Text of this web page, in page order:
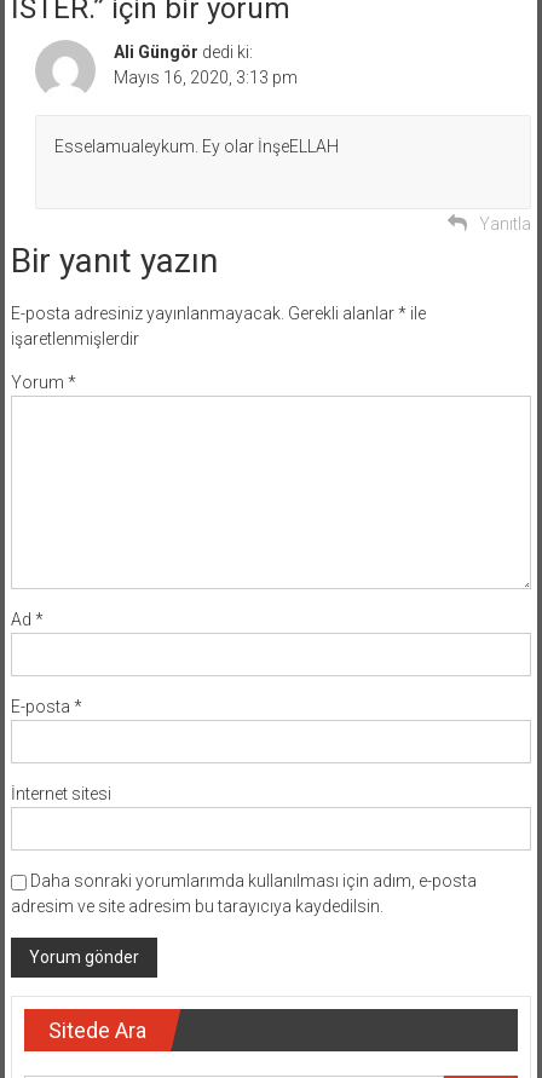
İSTER.” için bir yorum
Ali Güngör dedi ki:
Mayıs 16, 2020, 3:13 pm
Esselamualeykum. Ey olar İnşeELLAH
Yanıtla
Bir yanıt yazın
E-posta adresiniz yayınlanmayacak. Gerekli alanlar*ile
işaretlenmişlerdir
Yorum *
Ad *
E-posta *
İnternet sitesi
Daha sonraki yorumlarımda kullanılması için adım, e-posta
adresim ve site adresim bu tarayıcıya kaydedilsin.
Sitede Ara